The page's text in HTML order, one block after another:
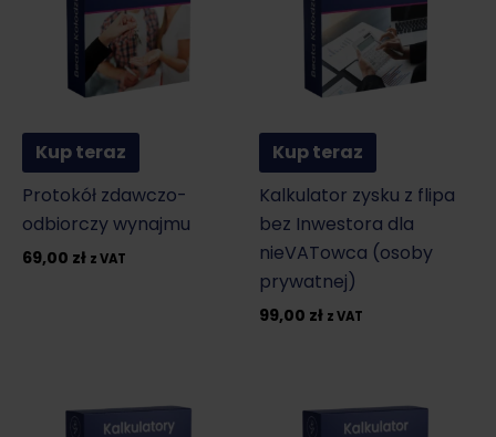
Kup teraz
Protokół zdawczo-
odbiorczy wynajmu
69,00 zł z VAT
Kup teraz
Kalkulator zysku z flipa
bez Inwestora dla
nieVATowca (osoby
prywatnej)
99,00 zł z VAT